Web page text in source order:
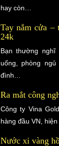
hay còn…
Tay nắm cửa –
24k
Bạn thường
uống, phòng
đình…
Ra mắt công
Công ty Vina
hàng đầu VN,
Nước xi vàng